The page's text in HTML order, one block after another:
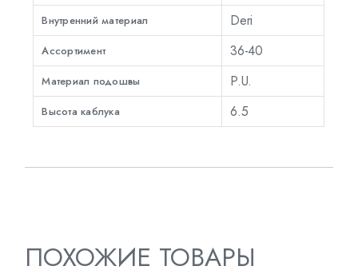
Внутренний материал Deri
Ассортимент 36-40
Материал подошвы P.U.
Высота каблука 6.5
ПОХОЖИЕ ТОВАРЫ